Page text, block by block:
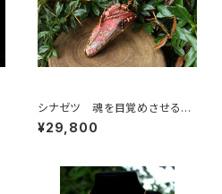
シナゼツ 魂を目覚めさせる
「内なる錬金術の石」
¥29,800